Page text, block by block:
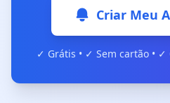
Criar Meu
✓ Grátis • ✓ Sem cartão •